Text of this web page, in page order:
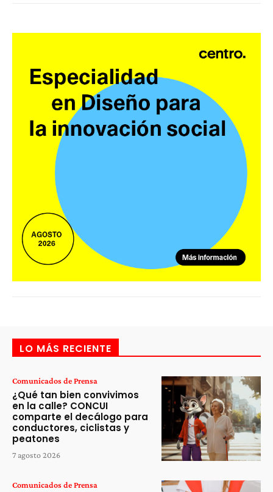
LO MÁS RECIENTE
Comunicados de Prensa
¿Qué tan bien convivimos
en la calle? CONCUI
comparte el decálogo para
conductores, ciclistas y
peatones
7 agosto 2026
Comunicados de Prensa